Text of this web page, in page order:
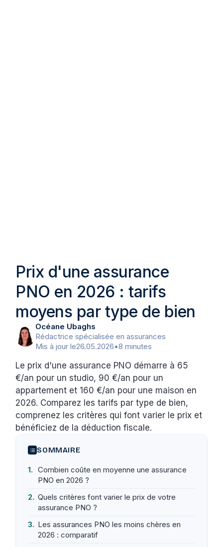
Prix d'une assurance
PNO en 2026 : tarifs
moyens par type de bien
Océane Ubaghs
Rédactrice spécialisée en assurances
Mis à jour le26.05.2026•8 minutes
Le prix d'une assurance PNO démarre à 65
€/an pour un studio, 90 €/an pour un
appartement et 160 €/an pour une maison en
2026. Comparez les tarifs par type de bien,
comprenez les critères qui font varier le prix et
bénéficiez de la déduction fiscale.
SOMMAIRE
Combien coûte en moyenne une assurance
PNO en 2026 ?
Quels critères font varier le prix de votre
assurance PNO ?
Les assurances PNO les moins chères en
2026 : comparatif